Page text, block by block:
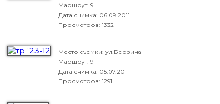
Маршрут: 9
Дата снимка: 06.09.2011
Просмотров: 1332
Место съемки: ул.Берзина
Маршрут: 9
Дата снимка: 05.07.2011
Просмотров: 1291